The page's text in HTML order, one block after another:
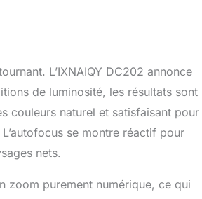
L’IXNAIQY DC202 annonce
de luminosité, les résultats sont
couleurs naturel et satisfaisant pour
se montre réactif pour
nets.
zoom purement numérique, ce qui